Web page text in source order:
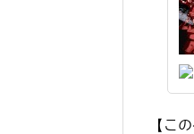
【こ